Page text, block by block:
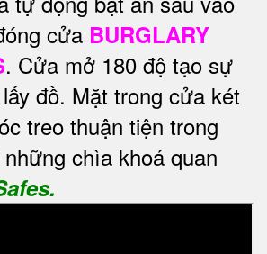
cửa BURGLARY
. Cửa mở 180 độ tạo sự
đồ. Mặt trong cửa két
treo thuận tiện trong
chìa khoá quan